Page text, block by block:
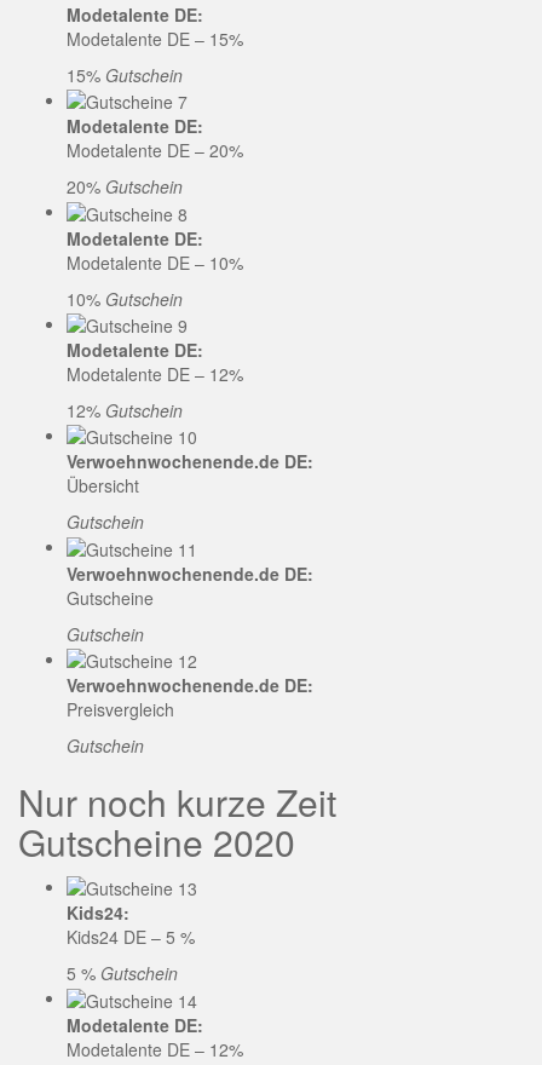
Modetalente DE:
Modetalente DE – 15%
15% Gutschein
Modetalente DE:
Modetalente DE – 20%
20% Gutschein
Modetalente DE:
Modetalente DE – 10%
10% Gutschein
Modetalente DE:
Modetalente DE – 12%
12% Gutschein
Verwoehnwochenende.de DE:
Übersicht
Gutschein
Verwoehnwochenende.de DE:
Gutscheine
Gutschein
Verwoehnwochenende.de DE:
Preisvergleich
Gutschein
Nur noch kurze Zeit
Gutscheine 2020
Kids24:
Kids24 DE – 5 %
5 % Gutschein
Modetalente DE:
Modetalente DE – 12%